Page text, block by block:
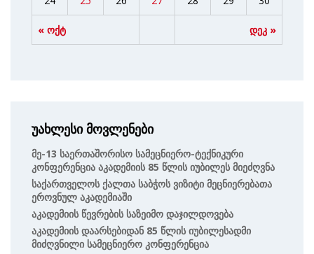
« ოქტ დეკ »
უახლესი მოვლენები
Მე-13 Საერთაშორისო Სამეცნიერო-Ტექნიკური
Კონფერენცია Აკადემიის 85 Წლის Იუბილეს Მიეძღვნა
Საქართველოს Ქალთა Საბჭოს Ვიზიტი Მეცნიერებათა
Ეროვნულ Აკადემიაში
Აკადემიის Წევრების Საზეიმო Დაჯილდოვება
Აკადემიის Დაარსებიდან 85 Წლის Იუბილესადმი
Მიძღვნილი Სამეცნიერო Კონფერენცია